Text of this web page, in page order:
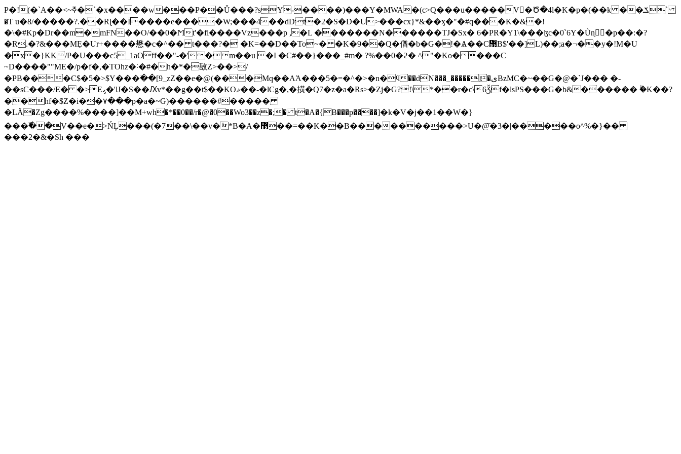
P�!(�`A��<~ߧ�`�x����w���P��Ǚ���?sY-����)���Y�MWA�(c>Q���u�����V�Ծ�4l�K�p�(��k ��ݎ`
�T u�8/�����?.��Rɭ��Ī����e����W;���4��dDt�2�S�D�U>���cx}*&��ӽ�"�#q���K�&�!
�\�#Kp�Dr��m�mFN��O/��0�Ϻt'�fi����Vz���p ,�L �������N������TJ�Sx� 6�PR�Y1\���ɮc�0`6Y�Ǜɳ�p��:�?
�R.�?&���MȨ�Ur+����懋�c�^�� t���?� �K=��D��To~� �K�9��Q�偤�b�G�!�Ѧ��C᝙B$'��]L)��;a�¬��y�!M�U
�x�}KK/P�U���c5_1aOff��"-�'�m��u �I �C#��}���_#m� ?%��0�ϩ� ^"�Ko����C
~D����""ME�/p�f�,�TOhz�˸�#�h�*�敔Z>��>/
�PB���C$�5�>$Y���߳��[9_zZ��e�@(���Mq��AΆ���5�=�^�>�n�ϥ��dN���_�����ٍ�یBzMC�~��G�@�`J��� �-
��sC���/E� �>E៹�'lJ�S��Ԕv*��g��t$��KOޥ��-�lCg�,�撗�Q7�z�a�Rs>�Zj�G?!\*��r�c\6Ǯf�lsPS���G�b&������ ۗ�K��?
��hf�$Z�i��٧���p�a�~G)������#�����
�LӒ�Zg����%����]��M+wh�*��0��/r�@�0��Wo3��z�;� t�A�{B���p����]�k�V�j��1��W�}
���߰��V��e�>ŃĻ���(�7��\��v�ܿ*B�A�޳��=��K��B����������>U�@҇�3�|�����o^%�}��
���2�&�Sh ���